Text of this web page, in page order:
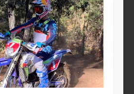
XL LAGARES
DE EXTREME XL